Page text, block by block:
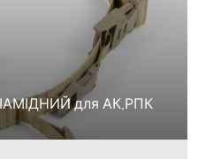
для АК,РПК